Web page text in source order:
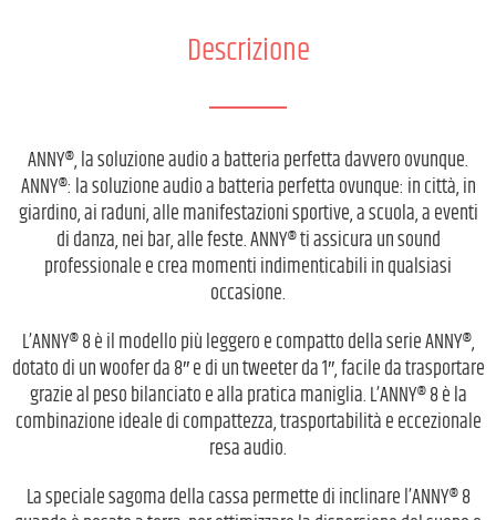
Descrizione
ANNY®, la soluzione audio a batteria perfetta davvero ovunque.
ANNY®: la soluzione audio a batteria perfetta ovunque: in città, in
giardino, ai raduni, alle manifestazioni sportive, a scuola, a eventi
di danza, nei bar, alle feste. ANNY® ti assicura un sound
professionale e crea momenti indimenticabili in qualsiasi
occasione.
L’ANNY® 8 è il modello più leggero e compatto della serie ANNY®,
dotato di un woofer da 8″ e di un tweeter da 1″, facile da trasportare
grazie al peso bilanciato e alla pratica maniglia. L’ANNY® 8 è la
combinazione ideale di compattezza, trasportabilità e eccezionale
resa audio.
La speciale sagoma della cassa permette di inclinare l’ANNY® 8